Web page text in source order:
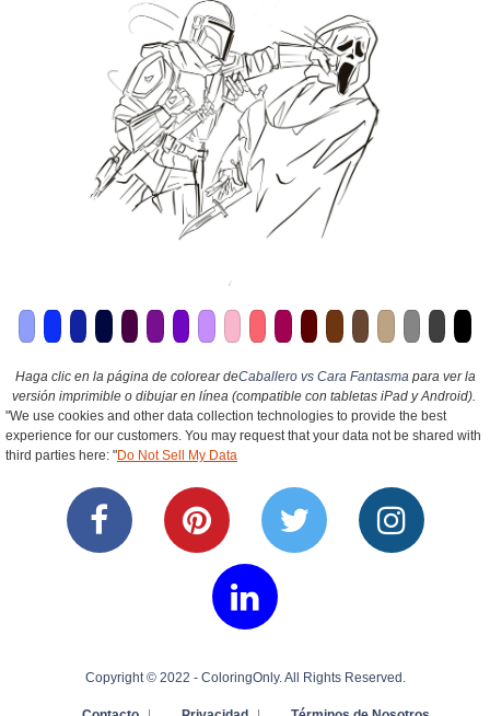
Haga clic en la página de colorear deCaballero vs Cara Fantasma para ver la
versión imprimible o dibujar en línea (compatible con tabletas iPad y Android).
"We use cookies and other data collection technologies to provide the best
experience for our customers. You may request that your data not be shared with
third parties here: "Do Not Sell My Data
Copyright © 2022 - ColoringOnly. All Rights Reserved.